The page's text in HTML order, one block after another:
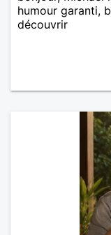
humour garanti,
découvrir